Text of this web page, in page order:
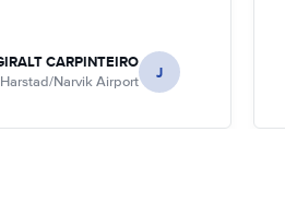
J
CARPINTEIRO
Narvik Airport